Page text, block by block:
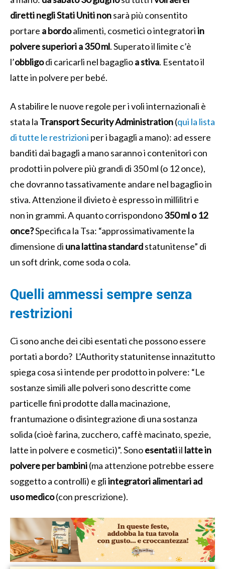
diretti negli Stati Unitinonsarà più consentito
portare a bordoalimenti, cosmetici o integratoriin
polvere superiori a 350 ml. Superato il limite c’è
l’obbligodi caricarli nel bagaglioa stiva. Esentato il
latte in polvere per bebé.
A stabilire le nuove regole per i voli internazionali è
stata la Transport Security Administration(qui la lista
di tutte le restrizioni per i bagagli a mano): ad essere
banditi dai bagagli a mano saranno i contenitori con
prodotti in polvere più grandi di 350 ml (o 12 once),
che dovranno tassativamente andare nel bagaglio in
stiva. Attenzione il divieto è espresso in millilitri e
non in grammi. A quanto corrispondono350 ml o12
once?Specifica la Tsa: “approssimativamente la
dimensione di una lattina standardstatunitense” di
un soft drink, come soda o cola.
Quelli ammessi sempre senza
restrizioni
Ci sono anche dei cibi esentati che possono essere
portati a bordo? L’Authority statunitense innazitutto
spiega cosa si intende per prodotto in polvere: “Le
sostanze simili alle polveri sono descritte come
particelle fini prodotte dalla macinazione,
frantumazione o disintegrazione di una sostanza
solida (cioè farina, zucchero, caffè macinato, spezie,
latte in polvere e cosmetici)”. Sonoesentatiil latte in
polvere per bambini(ma attenzione potrebbe essere
soggetto a controlli) e gliintegratori alimentari ad
uso medico(con prescrizione).